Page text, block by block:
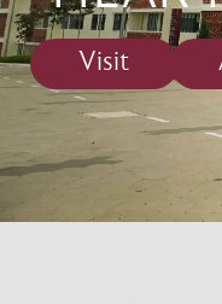
Visit